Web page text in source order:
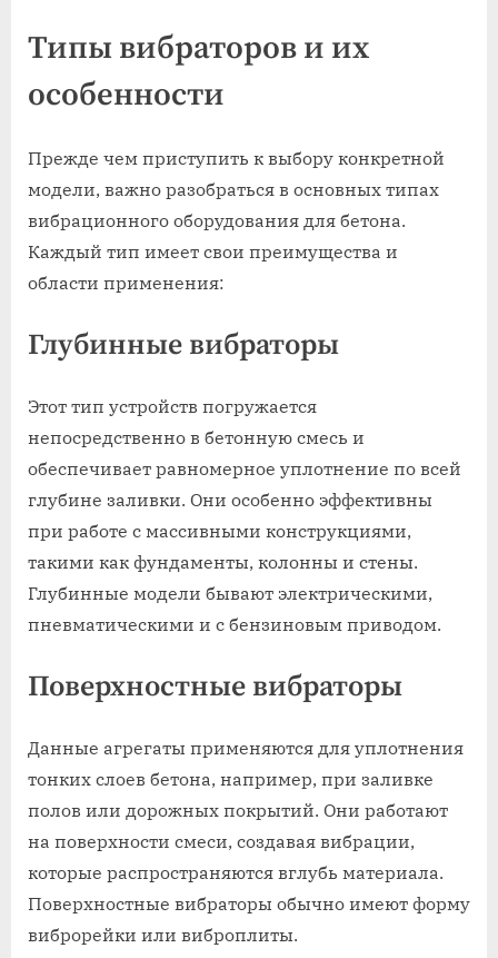
Типы вибраторов и их
особенности
Прежде чем приступить к выбору конкретной
модели, важно разобраться в основных типах
вибрационного оборудования для бетона.
Каждый тип имеет свои преимущества и
области применения:
Глубинные вибраторы
Этот тип устройств погружается
непосредственно в бетонную смесь и
обеспечивает равномерное уплотнение по всей
глубине заливки. Они особенно эффективны
при работе с массивными конструкциями,
такими как фундаменты, колонны и стены.
Глубинные модели бывают электрическими,
пневматическими и с бензиновым приводом.
Поверхностные вибраторы
Данные агрегаты применяются для уплотнения
тонких слоев бетона, например, при заливке
полов или дорожных покрытий. Они работают
на поверхности смеси, создавая вибрации,
которые распространяются вглубь материала.
Поверхностные вибраторы обычно имеют форму
виброрейки или виброплиты.